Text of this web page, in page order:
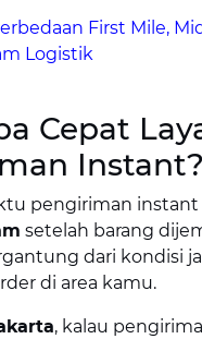
First Mile,
Logistik
Cepat
Instant?
pengiriman
setelah barang
dari kondisi
di area kamu.
, kalau